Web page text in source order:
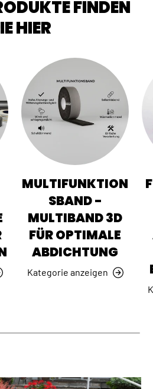
FINDEN
HIER
MULTIFUNKTION
SBAND -
MULTIBAND 3D
FÜR OPTIMALE
ABDICHTUNG
Kategorie anzeigen